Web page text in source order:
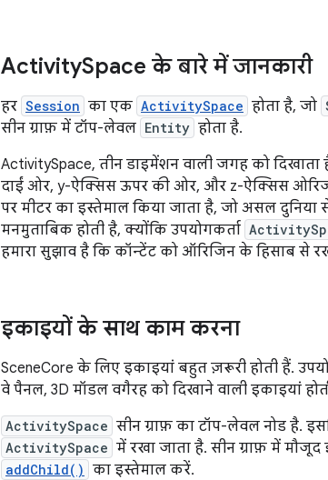
ActivitySpace के बारे में जानकारी
हर Session का एक ActivitySpace होता है, जो
सीन ग्राफ़ में टॉप-लेवल Entity होता है.
ActivitySpace, तीन डाइमेंशन वाली जगह को
दाईं ओर, y-ऐक्सिस ऊपर की ओर, और z-ऐक्सिस
पर मीटर का इस्तेमाल किया जाता है, जो असल दुनिया
मनमुताबिक होती है, क्योंकि उपयोगकर्ता
हमारा सुझाव है कि कॉन्टेंट को ऑरिजिन के हिसाब
इकाइयों के साथ काम करना
SceneCore के लिए इकाइयां बहुत ज़रूरी होती हैं.
वे पैनल, 3D मॉडल वगैरह को दिखाने वाली इकाइयां
ActivitySpace सीन ग्राफ़ का टॉप-लेवल नोड है.
ActivitySpace में रखा जाता है. सीन ग्राफ़ में
addChild() का इस्तेमाल करें.